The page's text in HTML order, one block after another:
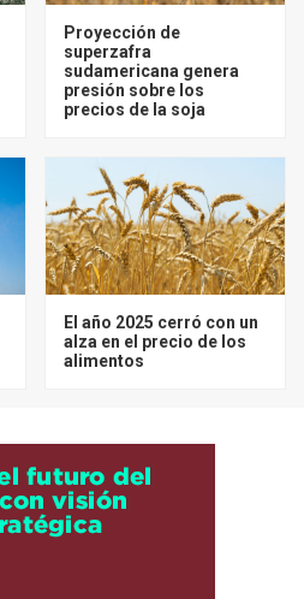
Proyección de
superzafra
sudamericana genera
presión sobre los
precios de la soja
El año 2025 cerró con un
alza en el precio de los
alimentos